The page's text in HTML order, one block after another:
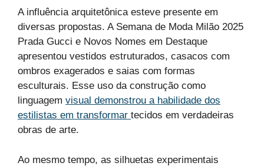
A influência arquitetônica esteve presente em
diversas propostas. A Semana de Moda Milão 2025
Prada Gucci e Novos Nomes em Destaque
apresentou vestidos estruturados, casacos com
ombros exagerados e saias com formas
esculturais. Esse uso da construção como
linguagem visual demonstrou a habilidade dos
estilistas em transformar tecidos em verdadeiras
obras de arte.
Ao mesmo tempo, as silhuetas experimentais